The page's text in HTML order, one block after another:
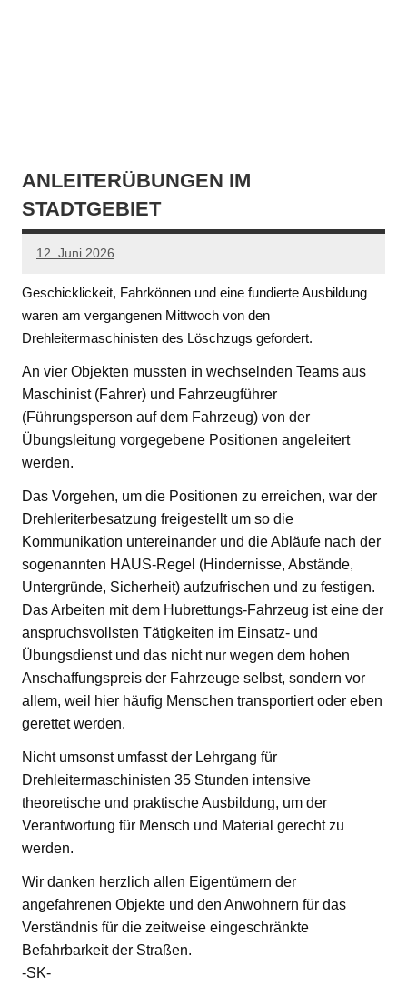
ANLEITERÜBUNGEN IM
STADTGEBIET
12. Juni 2026
Geschicklickeit, Fahrkönnen und eine fundierte Ausbildung
waren am vergangenen Mittwoch von den
Drehleitermaschinisten des Löschzugs gefordert.
An vier Objekten mussten in wechselnden Teams aus
Maschinist (Fahrer) und Fahrzeugführer
(Führungsperson auf dem Fahrzeug) von der
Übungsleitung vorgegebene Positionen angeleitert
werden.
Das Vorgehen, um die Positionen zu erreichen, war der
Drehleriterbesatzung freigestellt um so die
Kommunikation untereinander und die Abläufe nach der
sogenannten HAUS-Regel (Hindernisse, Abstände,
Untergründe, Sicherheit) aufzufrischen und zu festigen.
Das Arbeiten mit dem Hubrettungs-Fahrzeug ist eine der
anspruchsvollsten Tätigkeiten im Einsatz- und
Übungsdienst und das nicht nur wegen dem hohen
Anschaffungspreis der Fahrzeuge selbst, sondern vor
allem, weil hier häufig Menschen transportiert oder eben
gerettet werden.
Nicht umsonst umfasst der Lehrgang für
Drehleitermaschinisten 35 Stunden intensive
theoretische und praktische Ausbildung, um der
Verantwortung für Mensch und Material gerecht zu
werden.
Wir danken herzlich allen Eigentümern der
angefahrenen Objekte und den Anwohnern für das
Verständnis für die zeitweise eingeschränkte
Befahrbarkeit der Straßen.
-SK-